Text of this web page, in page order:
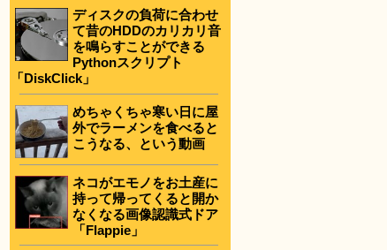
ディスクの負荷に合わせ
て昔のHDDのカリカリ音
を鳴らすことができる
Pythonスクリプト
「DiskClick」
めちゃくちゃ寒い日に屋
外でラーメンを食べると
こうなる、という動画
ネコがエモノをお土産に
持って帰ってくると開か
なくなる画像認識式ドア
「Flappie」